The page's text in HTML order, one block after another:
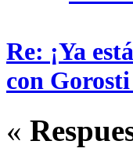
Re: ¡Ya
con
«